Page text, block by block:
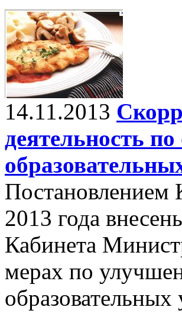
14.11.2013
деятельность
Постановлением
2013 года
Кабинета
мерах по